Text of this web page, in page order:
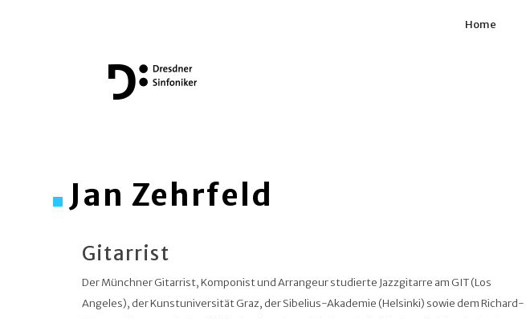
Home
Jan Zehrfeld
Gitarrist
Der Münchner Gitarrist, Komponist und Arrangeur studierte Jazzgitarre am GIT (Los
Angeles), der Kunstuniversität Graz, der Sibelius-Akademie (Helsinki) sowie dem Richard-